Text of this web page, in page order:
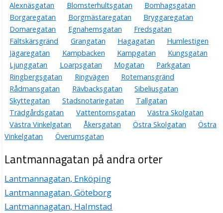
Alexnäsgatan Blomsterhultsgatan
Bomhagsgatan
Borgaregatan
Borgmästaregatan
Bryggaregatan
Domaregatan
Egnahemsgatan
Fredsgatan
Fältskärsgränd
Grangatan Hagagatan
Humlestigen
Jägaregatan
Kampbacken Kampgatan
Kungsgatan
Ljunggatan
Loarpsgatan Mogatan
Parkgatan
Ringbergsgatan
Ringvägen
Rotemansgränd
Rådmansgatan
Rävbacksgatan
Sibeliusgatan
Skyttegatan
Stadsnotariegatan
Tallgatan
Trädgårdsgatan
Vattentornsgatan
Västra Skolgatan
Västra Vinkelgatan
Åkersgatan Östra Skolgatan
Östra
Vinkelgatan
Överumsgatan
Lantmannagatan på andra orter
Lantmannagatan, Enköping
Lantmannagatan, Göteborg
Lantmannagatan, Halmstad